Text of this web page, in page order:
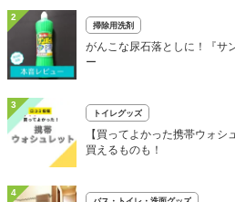
2
掃除用洗剤
がんこな尿石落としに！『サ
ー
3
トイレグッズ
【買ってよかった携帯ウォ
買えるものも！
4